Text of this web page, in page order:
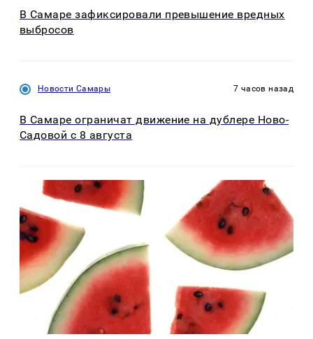
В Самаре зафиксировали превышение вредных
выбросов
Новости Самары 7 часов назад
В Самаре ограничат движение на дублере Ново-
Садовой с 8 августа